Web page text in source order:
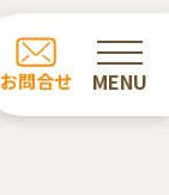
お問合せ